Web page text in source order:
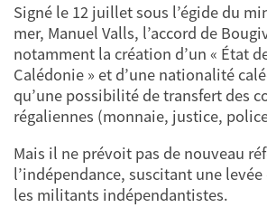
Signé le 12 juillet sous l’égide du
mer, Manuel Valls, l’accord de
notamment la création d’un « État
Calédonie » et d’une nationalité
qu’une possibilité de transfert des
régaliennes (monnaie, justice,
Mais il ne prévoit pas de nouveau
l’indépendance, suscitant une
les militants indépendantistes.